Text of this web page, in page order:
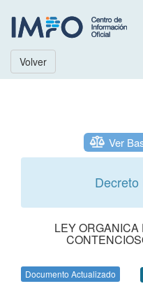
Volver
Ver
Decreto
LEY
Documento Actualizado